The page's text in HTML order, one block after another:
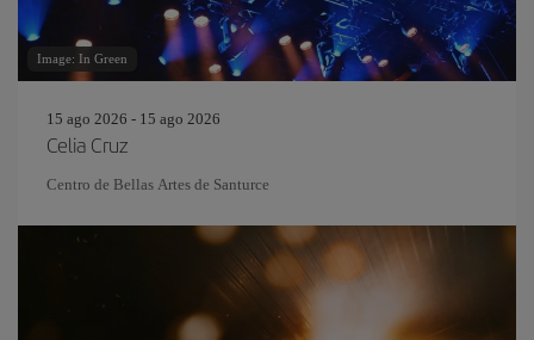
Image: In Green
15 ago 2026 - 15 ago 2026
Celia Cruz
Centro de Bellas Artes de Santurce